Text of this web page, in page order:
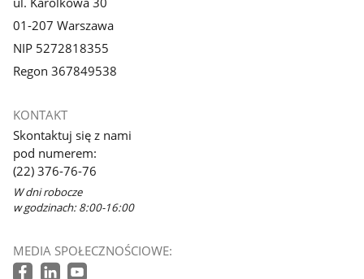
01-207 Warszawa
NIP 5272818355
Regon 367849538
KONTAKT
Skontaktuj się z nami
pod numerem:
(22) 376-76-76
W dni robocze
w godzinach: 8:00-16:00
MEDIA SPOŁECZNOŚCIOWE: